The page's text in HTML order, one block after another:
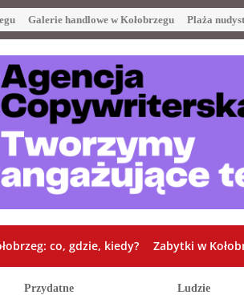
Galerie handlowe w Kołobrzegu Plaża
co, gdzie, kiedy? Zabytki w
Przydatne Ludzie